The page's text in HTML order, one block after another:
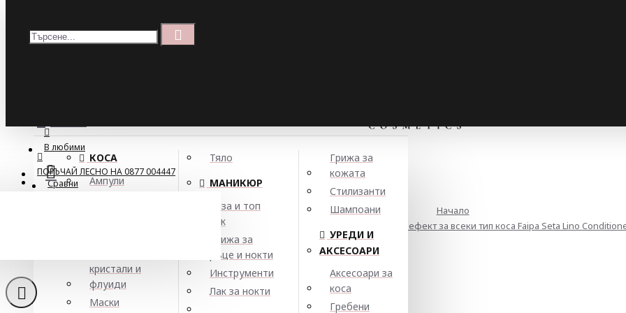
Кошница
В любими
Сравни
КОСА
Ампули
кристали и
флуиди
Маски
Тяло
МАНИКЮР
База и топ
лак
Грижа за
ръце и нокти
Инструменти
Лак за нокти
Грижа за
кожата
Стилизанти
Шампоани
УРЕДИ И
АКСЕСОАРИ
Аксесоари за
коса
Гребени
ПОРЪЧАЙ ЛЕСНО НА 0877 004447
Начало
Подхранващ балсам с ламиниращ ефект за всеки тип коса Faipa Seta Lino